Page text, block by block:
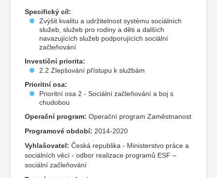
Specifický cíl:
Zvýšit kvalitu a udržitelnost systému sociálních
služeb, služeb pro rodiny a děti a dalších
navazujících služeb podporujících sociální
začleňování
Investiční priorita:
2.2 Zlepšování přístupu k službám
Prioritní osa:
Prioritní osa 2 - Sociální začleňování a boj s
chudobou
Operační program: Operační program Zaměstnanost
Programové období: 2014-2020
Vyhlašovatel: Česká republika - Ministerstvo práce a
sociálních věcí - odbor realizace programů ESF –
sociální začleňování